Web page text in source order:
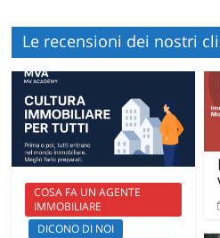
Le recensioni dei nostri
COSA FA UN AGENTE
IMMOBILIARE
DICONO DI NOI